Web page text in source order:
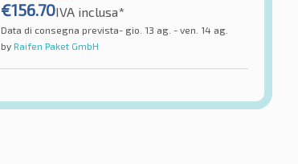
€156.70IVA inclusa*
Data di consegna prevista- gio. 13 ag. - ven. 14 ag.
by Raifen Paket GmbH
Continental